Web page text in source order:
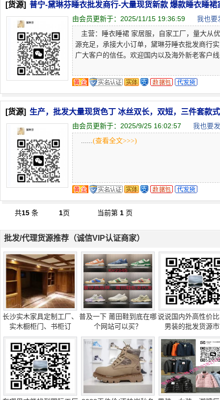
[货源] 普宁-黛琳芬睡衣批发商行-大量现货新款 爆款睡衣睡裙
由会员更新于： 2025/11/15 19:36:59 我也要
主营：睡衣睡裙 家居服，自家工厂，量大从
源充足，承接大小订单，黛琳芬睡衣批发商行
广大客户的信任。欢迎国内以及海外新老客户
[货源] 生产，批发大量现货色丁 冰丝双长，双短，三件套款
由会员更新于： 2025/9/25 16:02:57 我也要
......(查看全文>>>)
共15条 1页 当前第 1页
批发/代理货源推荐（诚信VIP认证商家）
长沙实木家具定制工厂、
实木橱柜门、书柜订
普及一下 莆田鞋到底在哪
个网站可以买？
说说国内外高性价
男装的批发货源